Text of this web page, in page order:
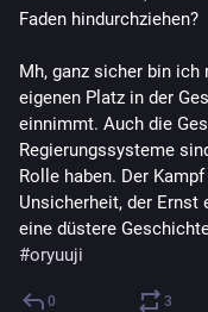
Faden hindurchziehen?
Mh, ganz sicher bin ich
eigenen Platz in der
einnimmt. Auch die
Regierungssysteme
Rolle haben. Der
Unsicherheit, der Ernst
eine düstere
#oryuuji
0 3